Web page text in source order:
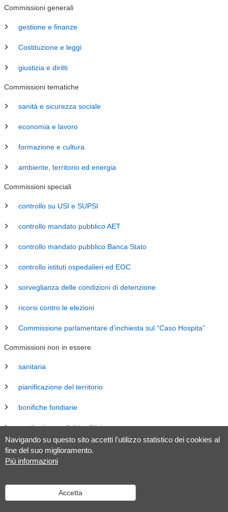
Navigando su questo sito accetti l'utilizzo statistico dei cookies al
fine del suo miglioramento.
Più informazioni
Accetta
Commissioni generali
gestione e finanze
Costituzione e leggi
giustizia e diritti
Commissioni tematiche
sanità e sicurezza sociale
economia e lavoro
formazione e cultura
ambiente, territorio ed energia
Commissioni speciali
controllo su USI e SUPSI
controllo mandato pubblico AET
controllo mandato pubblico Banca Stato
controllo istituti ospedalieri ed EOC
sorveglianza delle condizioni di detenzione
ricorsi contro le elezioni
Commissione parlamentare d’inchiesta sul “Caso Hospita”
Commissioni non in essere
sanitaria
pianificazione del territorio
bonifiche fondiarie
costituzione e diritti politici
energia